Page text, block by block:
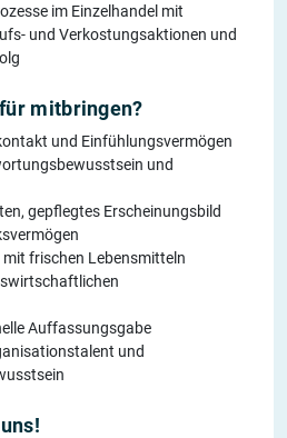
im Einzelhandel mit
und Verkostungsaktionen und
mitbringen?
und Einfühlungsvermögen
und
gepflegtes Erscheinungsbild
mit frischen Lebensmitteln
Auffassungsgabe
und